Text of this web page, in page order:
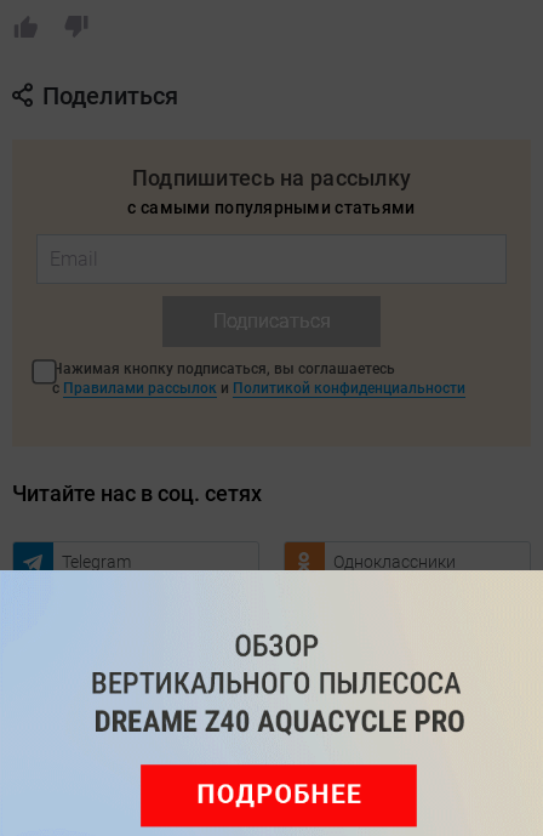
Поделиться
Подпишитесь на рассылку
с самыми популярными статьями
Нажимая кнопку подписаться, вы соглашаетесь
с Правилами рассылок и Политикой конфиденциальности
Читайте нас в соц. сетях
Telegram Одноклассники
Max YouTube